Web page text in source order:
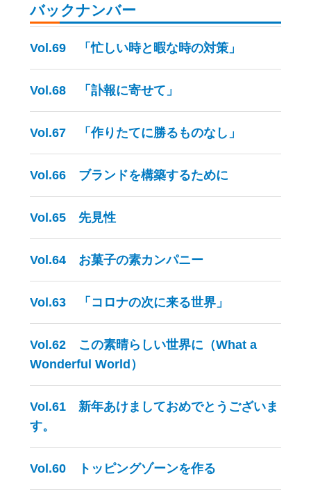
バックナンバー
Vol.69 「忙しい時と暇な時の対策」
Vol.68 「訃報に寄せて」
Vol.67 「作りたてに勝るものなし」
Vol.66 ブランドを構築するために
Vol.65 先見性
Vol.64 お菓子の素カンパニー
Vol.63 「コロナの次に来る世界」
Vol.62 この素晴らしい世界に（What a
Wonderful World）
Vol.61 新年あけましておめでとうございま
す。
Vol.60 トッピングゾーンを作る